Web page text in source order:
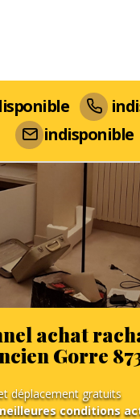
indisponible
achat
Gorre
déplacement gratuits
conditions